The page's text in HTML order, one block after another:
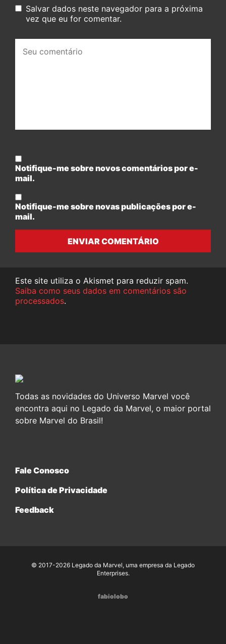
Salvar dados neste navegador para a próxima
vez que eu for comentar.
comentário:
Notifique-me sobre novos comentários por e-
mail.
Notifique-me sobre novas publicações por e-
mail.
ENVIAR COMENTÁRIO
Este site utiliza o Akismet para reduzir spam.
Saiba como seus dados em comentários são
processados.
Todas as novidades do Universo Marvel você
encontra aqui no Legado da Marvel, o maior portal
sobre Marvel do Brasil!
Fale Conosco
Política de Privacidade
Feedback
© 2017-2026 Legado da Marvel, uma empresa da Legado
Enterprises.
fabiolobo